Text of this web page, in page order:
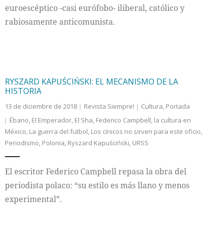
euroescéptico -casi eurófobo- iliberal, católico y
rabiosamente anticomunista.
RYSZARD KAPUŚCIŃSKI: EL MECANISMO DE LA
HISTORIA
13 de diciembre de 2018 Revista Siempre! Cultura, Portada
Ébano, El Emperador, El Sha, Federico Campbell, la cultura en
México, La guerra del futbol, Los cínicos no sirven para este oficio,
Periodismo, Polonia, Ryszard Kapuściński, URSS
El escritor Federico Campbell repasa la obra del
periodista polaco: “su estilo es más llano y menos
experimental”.